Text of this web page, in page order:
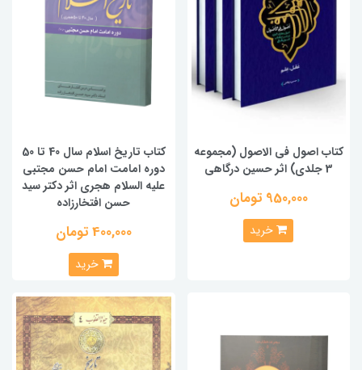
کتاب اصول فی الاصول (مجموعه
3 جلدی) اثر حسین درگاهی
950,000 تومان
خرید
کتاب تاریخ اسلام سال 40 تا 50
دوره امامت امام حسن مجتبی
علیه السلام هجری اثر دکتر سید
حسن افتخارزاده
400,000 تومان
خرید